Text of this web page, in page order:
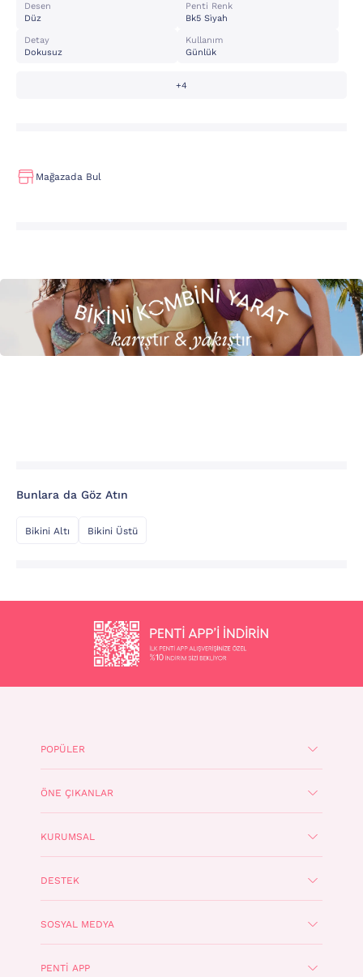
Desen
Düz
Penti Renk
Bk5 Si̇yah
Detay
Dokusuz
Kullanım
Günlük
+4
Mağazada Bul
Bunlara da Göz Atın
Bikini Altı Bikini Üstü
POPÜLER
ÖNE ÇIKANLAR
KURUMSAL
DESTEK
SOSYAL MEDYA
PENTI APP